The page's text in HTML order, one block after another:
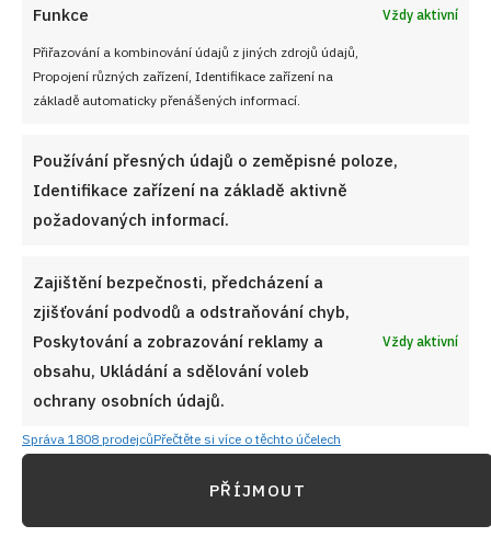
Funkce Vždy aktivní
Přiřazování a kombinování údajů z jiných zdrojů údajů,
Propojení různých zařízení, Identifikace zařízení na
základě automaticky přenášených informací.
Používání přesných údajů o zeměpisné poloze,
Identifikace zařízení na základě aktivně
požadovaných informací.
Zajištění bezpečnosti, předcházení a
zjišťování podvodů a odstraňování chyb,
Poskytování a zobrazování reklamy a
obsahu, Ukládání a sdělování voleb
ochrany osobních údajů.
Vždy aktivní
Správa 1808 prodejcůPřečtěte si více o těchto účelech
PŘÍJMOUT
PŘEDCHOZÍ RECEPT
Bujon už nikdy nekupujte:
Tento domácí recept je
kvalitnější, chutnější a
mnohem levnější
Nepečené nugeta řezy
VYZKOUŠEJTE TAKÉ